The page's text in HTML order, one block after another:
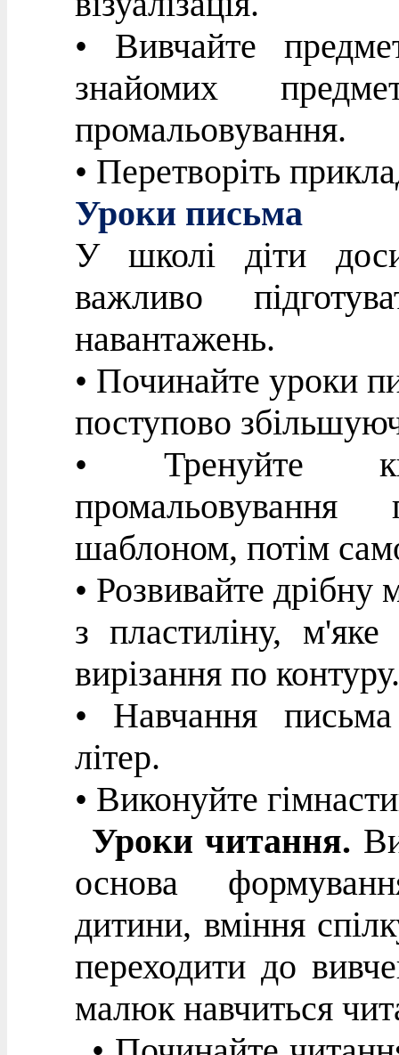
• Вивчайте
знайомих
промальовування.
• Перетворіть
Уроки письма
У школі діти
важливо
навантажень.
• Починайте уроки
поступово
• Тренуйте
шаблоном, потім
• Розвивайте дрібну
з пластиліну,
вирізання по контуру.
• Навчання
літер.
• Виконуйте
Уроки читання.
основа
дитини, вміння
переходити до
малюк навчиться